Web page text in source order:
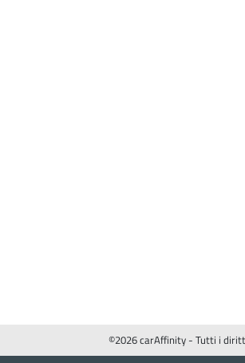
©2026 carAffinity - Tutti i